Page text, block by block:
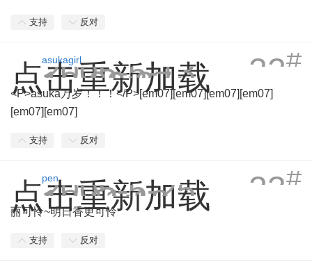
支持 反对
点击重新加载 22#
asukagirl
2005-5-13
19:29:37
<P>asuka万岁！！！</P>[em07][em07][em07][em07]
[em07][em07]
支持 反对
点击重新加载 23#
pen
2005-5-25
18:11:19
丽可怜~明日香更可怜
支持 反对